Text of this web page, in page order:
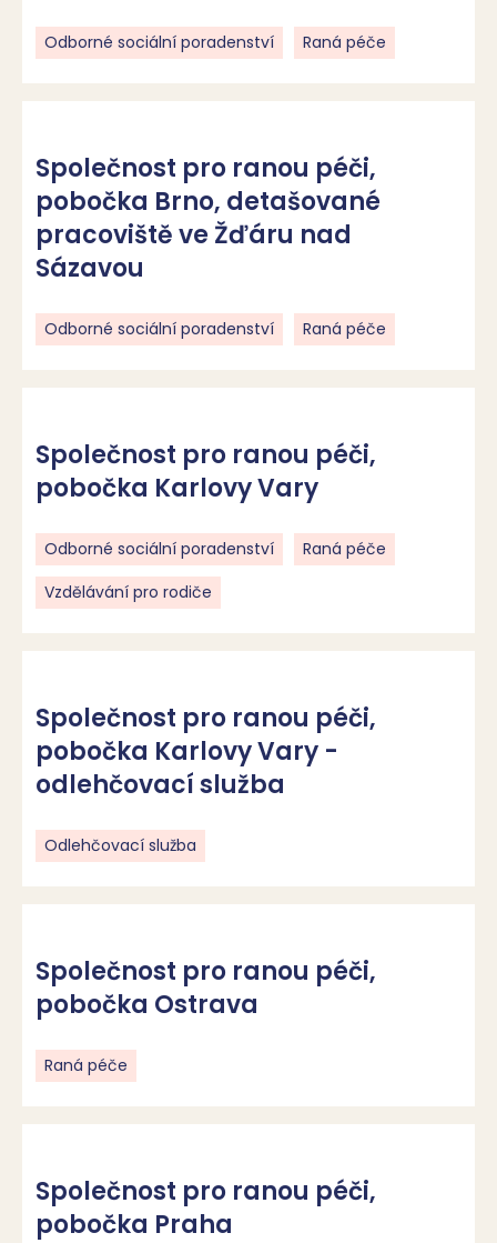
Odborné sociální poradenství Raná péče
Společnost pro ranou péči,
pobočka Brno, detašované
pracoviště ve Žďáru nad
Sázavou
Odborné sociální poradenství Raná péče
Společnost pro ranou péči,
pobočka Karlovy Vary
Odborné sociální poradenství
Raná péče
Vzdělávání pro rodiče
Společnost pro ranou péči,
pobočka Karlovy Vary -
odlehčovací služba
Odlehčovací služba
Společnost pro ranou péči,
pobočka Ostrava
Raná péče
Společnost pro ranou péči,
pobočka Praha